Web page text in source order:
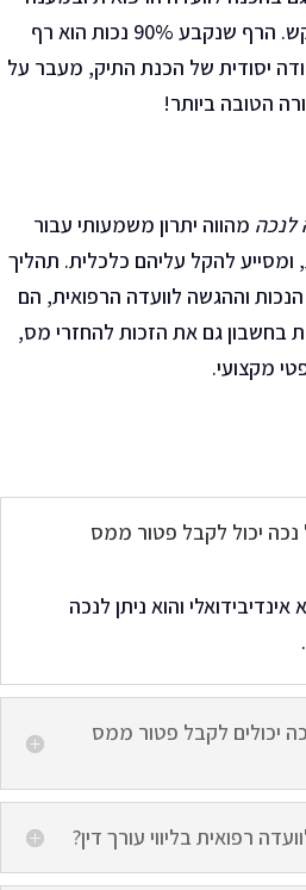
.
הרף שנקבע 90% נכות הוא רף
יסודית של הכנת התיק, מעבר על
הטובה ביותר!
לנכה מהווה יתרון משמעותי עבור
ומסייע להקל עליהם כלכלית. תהליך
וההגשה לוועדה הרפואית, הם
גם את הזכות להחזרי מס,
מקצועי.
יכול לקבל פטור ממס
והוא ניתן לנכה
.
יכולים לקבל פטור ממס
רפואית בליווי עורך דין?